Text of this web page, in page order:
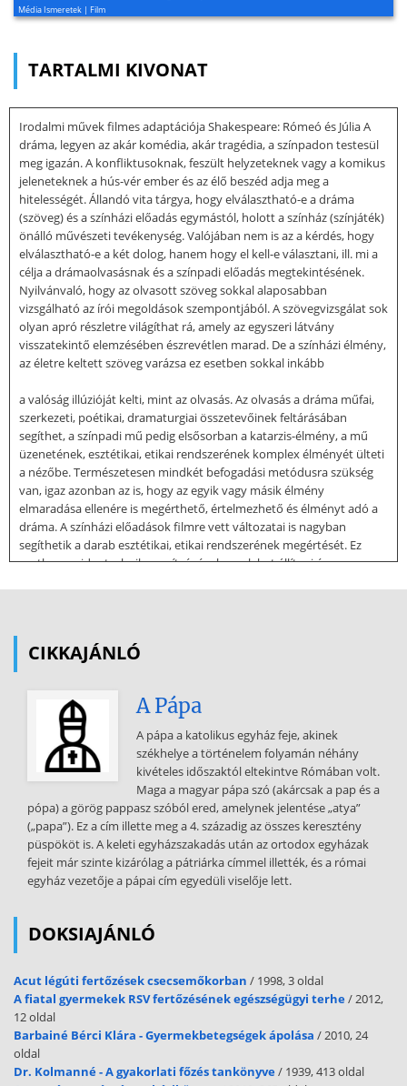
Média Ismeretek | Film
TARTALMI KIVONAT
Irodalmi művek filmes adaptációja Shakespeare: Rómeó és Júlia A
dráma, legyen az akár komédia, akár tragédia, a színpadon testesül
meg igazán. A konfliktusoknak, feszült helyzeteknek vagy a komikus
jeleneteknek a hús-vér ember és az élő beszéd adja meg a
hitelességét. Állandó vita tárgya, hogy elválasztható-e a dráma
(szöveg) és a színházi előadás egymástól, holott a színház (színjáték)
önálló művészeti tevékenység. Valójában nem is az a kérdés, hogy
elválasztható-e a két dolog, hanem hogy el kell-e választani, ill. mi a
célja a drámaolvasásnak és a színpadi előadás megtekintésének.
Nyilvánvaló, hogy az olvasott szöveg sokkal alaposabban
vizsgálható az írói megoldások szempontjából. A szövegvizsgálat sok
olyan apró részletre világíthat rá, amely az egyszeri látvány
visszatekintő elemzésében észrevétlen marad. De a színházi élmény,
az életre keltett szöveg varázsa ez esetben sokkal inkább
a valóság illúzióját kelti, mint az olvasás. Az olvasás a dráma műfai,
szerkezeti, poétikai, dramaturgiai összetevőinek feltárásában
segíthet, a színpadi mű pedig elsősorban a katarzis-élmény, a mű
üzenetének, esztétikai, etikai rendszerének komplex élményét ülteti
a nézőbe. Természetesen mindkét befogadási metódusra szükség
van, igaz azonban az is, hogy az egyik vagy másik élmény
elmaradása ellenére is megérthető, értelmezhető és élményt adó a
dráma. A színházi előadások filmre vett változatai is nagyban
segíthetik a darab esztétikai, etikai rendszerének megértését. Ez
esetben a videotechnika segítségével meg lehet állítani és
a helyzet a
érdemes választani a színpadi mű szövegét, dramaturgiáját attól a
megoldástól, amelyet a film rendezője alkalmaz. A filmnyelv, ill
filmes eszközök értelmezése és értékelése adott esetben részben
vagy akár teljes egészében is elválasztható a feltételezett írói
szándéktól. S bár a színpadi megjelenítés is önálló művészet, a film
esetében ezt fokozottan kel figyelembe venni. Shakespeare
műveinek többsége az elmúlt évtizedekben rendszeresen
alapanyagául szolgált a filmkészítőknek. A leggyakrabban
megfilmesített alkotás a Rómeó és Júlia feldolgozása. Már a 1900-
ban elkészült a Rómeó és Júlia-film, természetesen még néma
kivitelben, ami különösen érdekes lehetett, hiszen mégiscsak egy
csodálatos shakespeare-i nyelv. Aztán jöttek a filmek sorban, majd
1912-ben
egy újabb kakukktojás: míg Európában nagyban készülődtek a
nagyhatalmak a kontinens vérbe borításába, addig Amerikában
elkészült az Indian Romeo and Juliet c. film, amely már a címében is
jelzi, hogy két ellenséges indián törzs fiataljaiban születtek újjá
Shakespeare szerelmes hősei. Aztán az USA-ban készült balettfilm is
a tragédiából, majd 1961-ben leforgatták Leonard Bernstein a
CIKKAJÁNLÓ
A Pápa
A pápa a katolikus egyház feje, akinek
székhelye a történelem folyamán néhány
kivételes időszaktól eltekintve Rómában volt.
Maga a magyar pápa szó (akárcsak a pap és a
pópa) a görög pappasz szóból ered, amelynek jelentése „atya”
(„papa”). Ez a cím illette meg a 4. századig az összes keresztény
püspököt is. A keleti egyházszakadás után az ortodox egyházak
fejeit már szinte kizárólag a pátriárka címmel illették, és a római
egyház vezetője a pápai cím egyedüli viselője lett.
DOKSIAJÁNLÓ
Acut légúti fertőzések csecsemőkorban / 1998, 3 oldal
A fiatal gyermekek RSV fertőzésének egészségügyi terhe/ 2012,
12 oldal
Barbainé Bérci Klára - Gyermekbetegségek ápolása / 2010, 24
oldal
Dr. Kolmanné - A gyakorlati főzés tankönyve/ 1939, 413 oldal